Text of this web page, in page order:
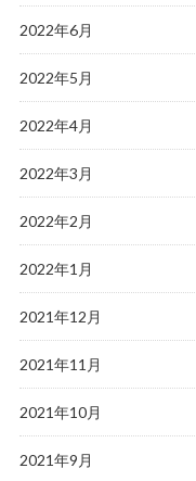
2022年6月
2022年5月
2022年4月
2022年3月
2022年2月
2022年1月
2021年12月
2021年11月
2021年10月
2021年9月